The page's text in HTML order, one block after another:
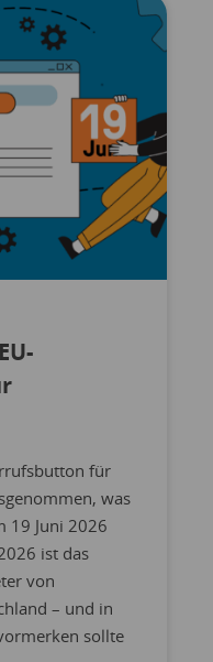
für
was
19 Juni 2026
ist das
von
– und in
sollte